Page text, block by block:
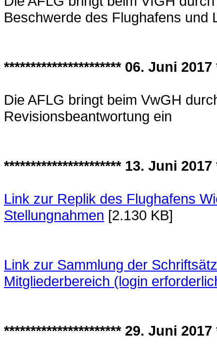
Beschwerde des Flughafens und
********************** 06. Juni 2017
Die AFLG bringt beim VwGH
Revisionsbeantwortung ein
********************** 13. Juni 2017
Link zur Replik des Flughafens
Stellungnahmen [2.130 KB]
Link zur Sammlung der
Mitgliederbereich (login
********************** 29. Juni 2017